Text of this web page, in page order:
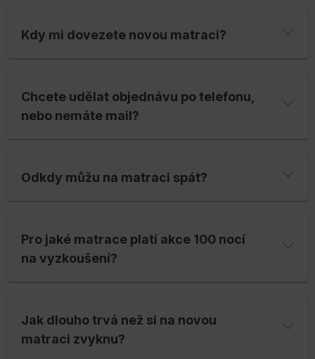
Kdy mi dovezete novou matraci?
Chcete udělat objednávu po telefonu,
nebo nemáte mail?
Odkdy můžu na matraci spát?
Pro jaké matrace platí akce 100 nocí
na vyzkoušení?
Jak dlouho trvá než si na novou
matraci zvyknu?